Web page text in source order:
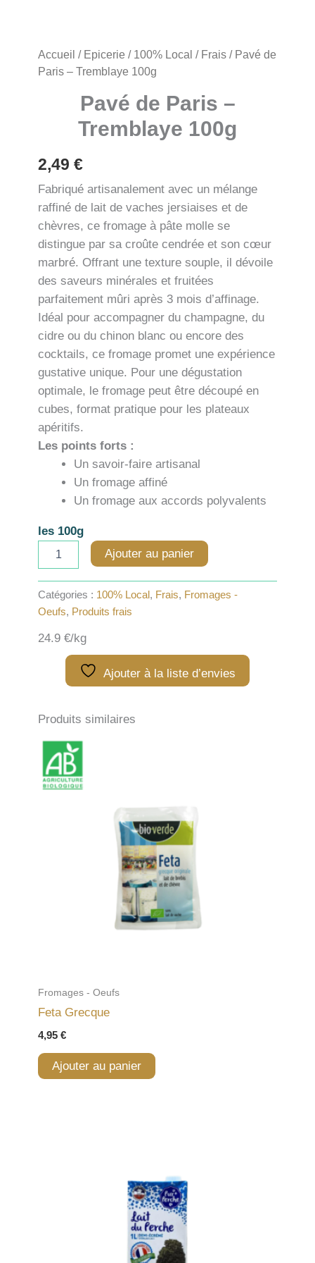
Accueil / Epicerie / 100% Local / Frais / Pavé de
Paris – Tremblaye 100g
Pavé de Paris –
Tremblaye 100g
2,49 €
Fabriqué artisanalement avec un mélange
raffiné de lait de vaches jersiaises et de
chèvres, ce fromage à pâte molle se
distingue par sa croûte cendrée et son cœur
marbré. Offrant une texture souple, il dévoile
des saveurs minérales et fruitées
parfaitement mûri après 3 mois d’affinage.
Idéal pour accompagner du champagne, du
cidre ou du chinon blanc ou encore des
cocktails, ce fromage promet une expérience
gustative unique. Pour une dégustation
optimale, le fromage peut être découpé en
cubes, format pratique pour les plateaux
apéritifs.
Les points forts :
Un savoir-faire artisanal
Un fromage affiné
Un fromage aux accords polyvalents
les 100g
de
-
Tremblaye
100g
Ajouter au panier
Catégories : 100% Local, Frais, Fromages -
Oeufs, Produits frais
24.9 €/kg
Ajouter à la liste d’envies
Produits similaires
Fromages - Oeufs
Feta Grecque
4,95 €
Ajouter au panier